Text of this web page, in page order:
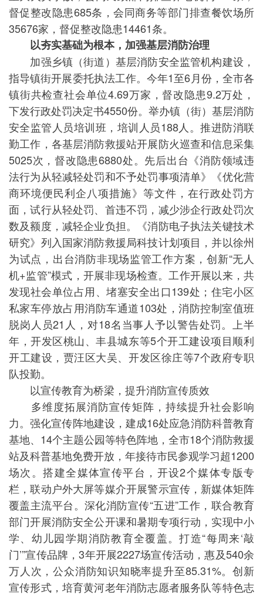
督促整改隐患685条，会同商务等部门排查餐饮场所
35676家，督促整改隐患14461条。
以夯实基础为根本，加强基层消防治理
加强乡镇（街道）基层消防安全监管机构建设，
指导镇街开展委托执法工作。今年1至6月份，全市各
镇街共检查社会单位4.69万家，督改隐患9.2万处，
下发行政处罚决定书4550份。举办镇（街）基层消防
安全监管人员培训班，培训人员188人。推进防消联
勤工作，各基层消防救援站开展防火巡查和信息采集
5025次，督改隐患6880处。先后出台《消防领域违
法行为从轻减轻处罚和不予处罚事项清单》《优化营
商环境便民利企八项措施》等文件，在行政处罚方
面，试行从轻处罚、首违不罚，减少涉企行政处罚次
数及额度，减轻企业负担。《消防电子执法关键技术
研究》列入国家消防救援局科技计划项目，并以徐州
为试点，出台消防非现场监管工作方案，创新“无人
机+监管”模式，开展非现场检查。工作开展以来，共
发现社会单位占用、堵塞安全出口139处；住宅小区
私家车停放占用消防车通道103处，消防控制室值班
脱岗人员21人，对18名当事人予以警告处罚。上半
年，开发区桃山、丰县城东等5个开工建设项目顺利
开工建设，贾汪区大吴、开发区徐庄等7个政府专职
队投勤。
以宣传教育为桥梁，提升消防宣传质效
多维度拓展消防宣传矩阵，持续提升社会影响
力。强化宣传阵地建设，建成16处应急消防科普教育
基地、14个主题公园等特色阵地，全市18个消防救援
站及科普基地免费开放，年接待市民参观学习超1200
场次。搭建全媒体宣传平台，开设2个媒体专版专
栏，联动户外大屏等媒介开展警示宣传，新媒体矩阵
覆盖主流平台。深化消防宣传“五进”工作，联合教育
部门开展消防安全公开课和暑期专项行动，实现中小
学、幼儿园学期消防教育全覆盖。打造“每周来‘敲
门’”宣传品牌，3年开展2227场宣传活动，惠及540余
万人次，公众消防知识知晓率提升至85.31%。创新
宣传形式，培育黄河老年消防志愿者服务队等特色志